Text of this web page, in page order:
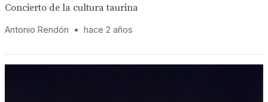
Concierto de la cultura taurina
Antonio Rendón • hace 2 años